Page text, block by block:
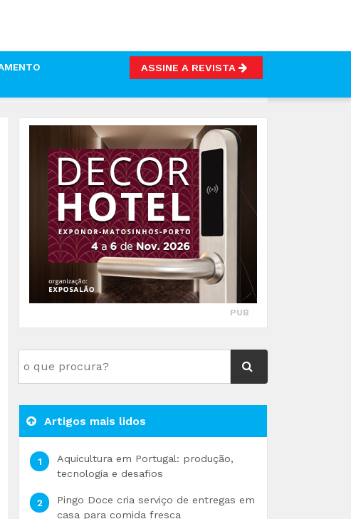
ASSINE A REVISTA
PUB
Artigos mais lidos
Aquicultura em Portugal: produção,
tecnologia e desafios
Pingo Doce cria serviço de entregas em
casa para comida fresca